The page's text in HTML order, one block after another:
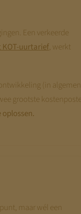
Een verkeerde
KOT-uurtarief, werkt
(in
grootste
maar wél een